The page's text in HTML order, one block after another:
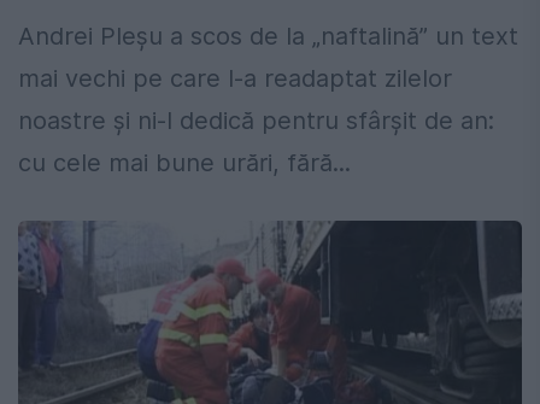
Andrei Pleşu a scos de la „naftalină” un text
mai vechi pe care l-a readaptat zilelor
noastre şi ni-l dedică pentru sfârşit de an:
cu cele mai bune urări, fără...